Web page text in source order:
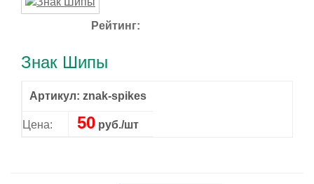
Рейтинг:
Знак Шипы
Артикул: znak-spikes
Цена: 50руб./шт